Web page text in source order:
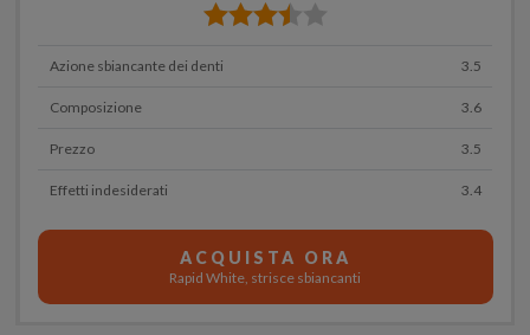
Azione sbiancante dei denti 3.5
Composizione 3.6
Prezzo 3.5
Effetti indesiderati 3.4
ACQUISTA ORA
Rapid White, strisce sbiancanti